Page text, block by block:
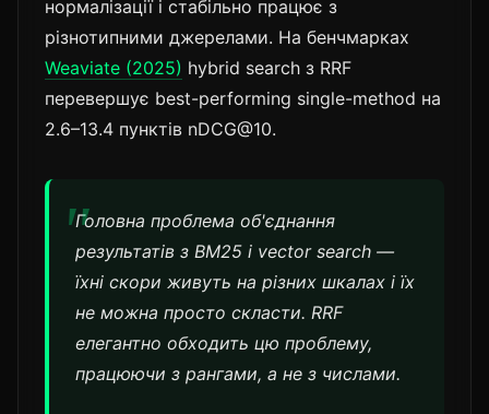
нормалізації і стабільно працює з
різнотипними джерелами. На бенчмарках
Weaviate (2025) hybrid search з RRF
перевершує best-performing single-method на
2.6–13.4 пунктів nDCG@10.
Головна проблема об'єднання
результатів з BM25 і vector search —
їхні скори живуть на різних шкалах і їх
не можна просто скласти. RRF
елегантно обходить цю проблему,
працюючи з рангами, а не з числами.